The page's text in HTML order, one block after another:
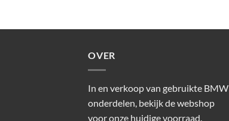
OVER
In en verkoop van gebruikte BMW
onderdelen, bekijk de webshop
voor onze huidige voorraad.